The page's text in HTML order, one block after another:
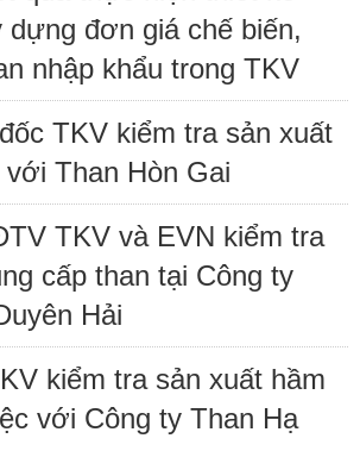
dựng đơn giá chế biến,
nhập khẩu trong TKV
TKV kiểm tra sản xuất
Than Hòn Gai
TKV và EVN kiểm tra
cấp than tại Công ty
Hải
kiểm tra sản xuất hầm
với Công ty Than Hạ